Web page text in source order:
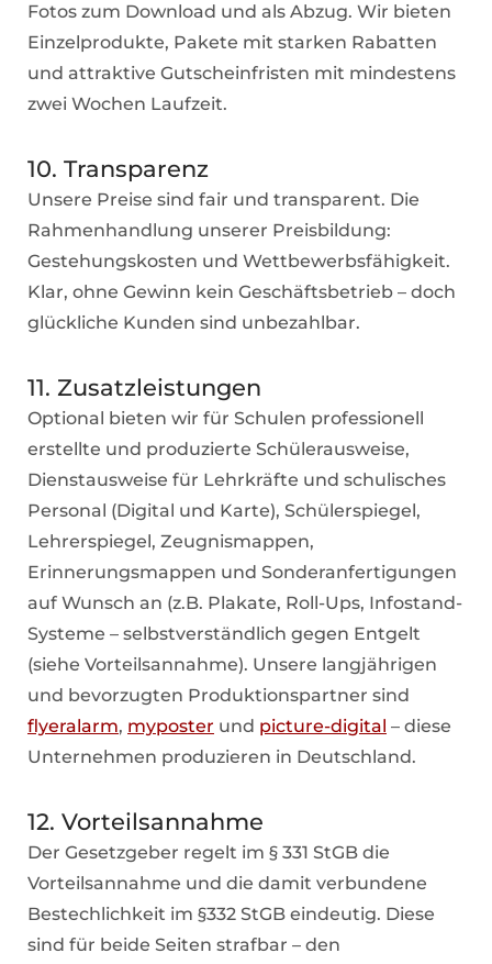
Fotos zum Download und als Abzug. Wir bieten
Einzelprodukte, Pakete mit starken Rabatten
und attraktive Gutscheinfristen mit mindestens
zwei Wochen Laufzeit.
10. Transparenz
Unsere Preise sind fair und transparent. Die
Rahmenhandlung unserer Preisbildung:
Gestehungskosten und Wettbewerbsfähigkeit.
Klar, ohne Gewinn kein Geschäftsbetrieb – doch
glückliche Kunden sind unbezahlbar.
11. Zusatzleistungen
Optional bieten wir für Schulen professionell
erstellte und produzierte Schülerausweise,
Dienstausweise für Lehrkräfte und schulisches
Personal (Digital und Karte), Schülerspiegel,
Lehrerspiegel, Zeugnismappen,
Erinnerungsmappen und Sonderanfertigungen
auf Wunsch an (z.B. Plakate, Roll-Ups, Infostand-
Systeme – selbstverständlich gegen Entgelt
(siehe Vorteilsannahme). Unsere langjährigen
und bevorzugten Produktionspartner sind
flyeralarm, myposter und picture-digital – diese
Unternehmen produzieren in Deutschland.
12. Vorteilsannahme
Der Gesetzgeber regelt im § 331 StGB die
Vorteilsannahme und die damit verbundene
Bestechlichkeit im §332 StGB eindeutig. Diese
sind für beide Seiten strafbar – den